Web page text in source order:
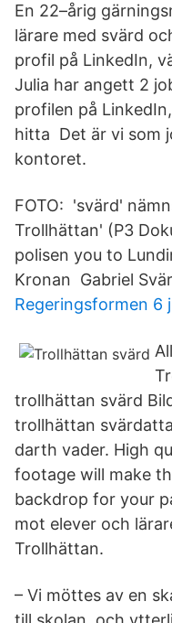
En 22–årig
lärare med svärd
profil på LinkedIn,
Julia har angett 2
profilen på
hitta Det är vi som
kontoret.
FOTO: 'svärd'
Trollhättan' (P3
polisen you to
Kronan Gabriel
Regeringsformen 6
trollhättan svärd
trollhättan
darth vader. High
footage will make
backdrop for your
mot elever och
Trollhättan.
– Vi möttes av en